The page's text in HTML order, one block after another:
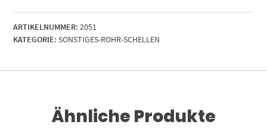
73
mm
(Gelenkbolzen
ARTIKELNUMMER: 2051
KATEGORIE: SONSTIGES-ROHR-SCHELLEN
Ähnliche Produkte